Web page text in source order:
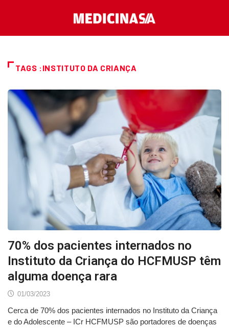
TAGS :INSTITUTO DA CRIANÇA
70% dos pacientes internados no
Instituto da Criança do HCFMUSP têm
alguma doença rara
01/03/2023
Cerca de 70% dos pacientes internados no Instituto da Criança
e do Adolescente – ICr HCFMUSP são portadores de doenças